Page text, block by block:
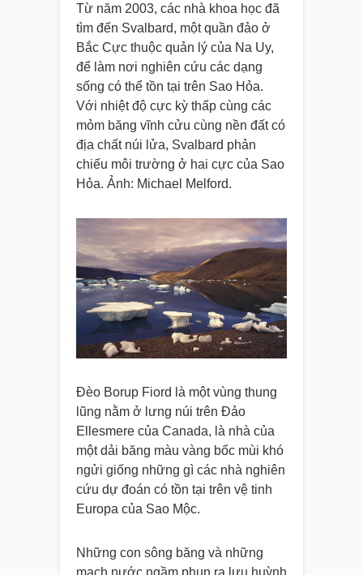
Từ năm 2003, các nhà khoa học đã
tìm đến Svalbard, một quần đảo ở
Bắc Cực thuộc quản lý của Na Uy,
để làm nơi nghiên cứu các dạng
sống có thể tồn tại trên Sao Hỏa.
Với nhiệt độ cực kỳ thấp cùng các
mỏm băng vĩnh cửu cùng nền đất có
địa chất núi lửa, Svalbard phản
chiếu môi trường ở hai cực của Sao
Hỏa. Ảnh: Michael Melford.
Đèo Borup Fiord là một vùng thung
lũng nằm ở lưng núi trên Đảo
Ellesmere của Canada, là nhà của
một dải băng màu vàng bốc mùi khó
ngửi giống những gì các nhà nghiên
cứu dự đoán có tồn tại trên vệ tinh
Europa của Sao Mộc.
Những con sông băng và những
mạch nước ngầm phun ra lưu huỳnh